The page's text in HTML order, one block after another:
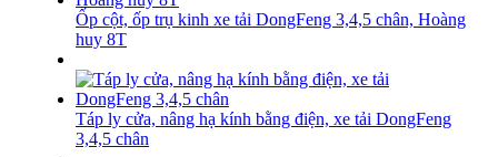
Ốp cột, ốp trụ kinh xe tải DongFeng 3,4,5 chân, Hoàng
huy 8T
Táp ly cửa, nâng hạ kính bằng điện, xe tải DongFeng
3,4,5 chân